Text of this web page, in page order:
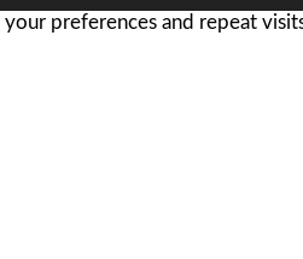
preferences and repeat